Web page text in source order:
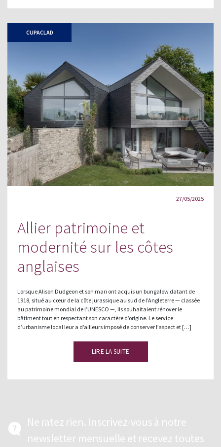
CUPACLAD
27/05/2025
Allier patrimoine et
modernité sur les côtes
anglaises
Lorsque Alison Dudgeon et son mari ont acquis un bungalow datant de
1918, situé au cœur de la côte jurassique au sud de l’Angleterre — classée
au patrimoine mondial de l’UNESCO —, ils souhaitaient rénover le
bâtiment tout en respectant son caractère d’origine. Le service
d’urbanisme local leur a d’ailleurs imposé de conserver l’aspect et […]
LIRE LA SUITE
Ne ratez rien. Inscrivez-vous à notre
newsletter mensuelle et recevez toutes